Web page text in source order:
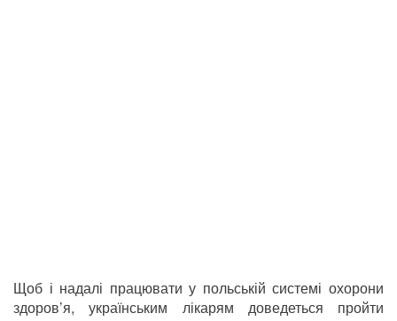
Щоб і надалі працювати у польській системі охорони
здоров’я, українським лікарям доведеться пройти